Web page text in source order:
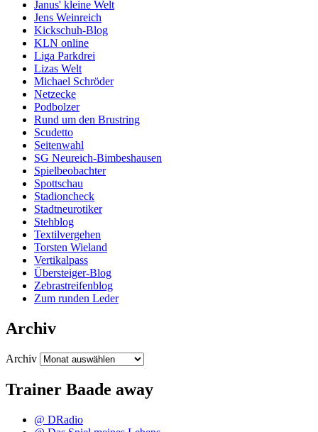
Janus' kleine Welt
Jens Weinreich
Kickschuh-Blog
KLN online
Liga Parkdrei
Lizas Welt
Michael Schröder
Netzecke
Podbolzer
Rund um den Brustring
Scudetto
Seitenwahl
SG Neureich-Bimbeshausen
Spielbeobachter
Spottschau
Stadioncheck
Stadtneurotiker
Stehblog
Textilvergehen
Torsten Wieland
Vertikalpass
Übersteiger-Blog
Zebrastreifenblog
Zum runden Leder
Archiv
Archiv
Trainer Baade away
@ DRadio